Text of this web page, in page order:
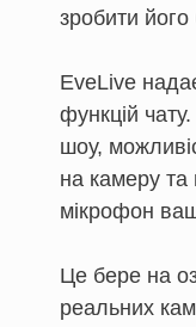
зробити
EveLive
функцій
шоу,
на камеру та
мікрофон
Це бере на
реальних